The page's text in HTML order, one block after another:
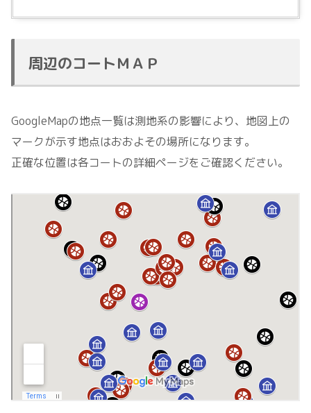
周辺のコートＭＡＰ
GoogleMapの地点一覧は測地系の影響により、地図上の
マークが示す地点はおおよその場所になります。
正確な位置は各コートの詳細ページをご確認ください。